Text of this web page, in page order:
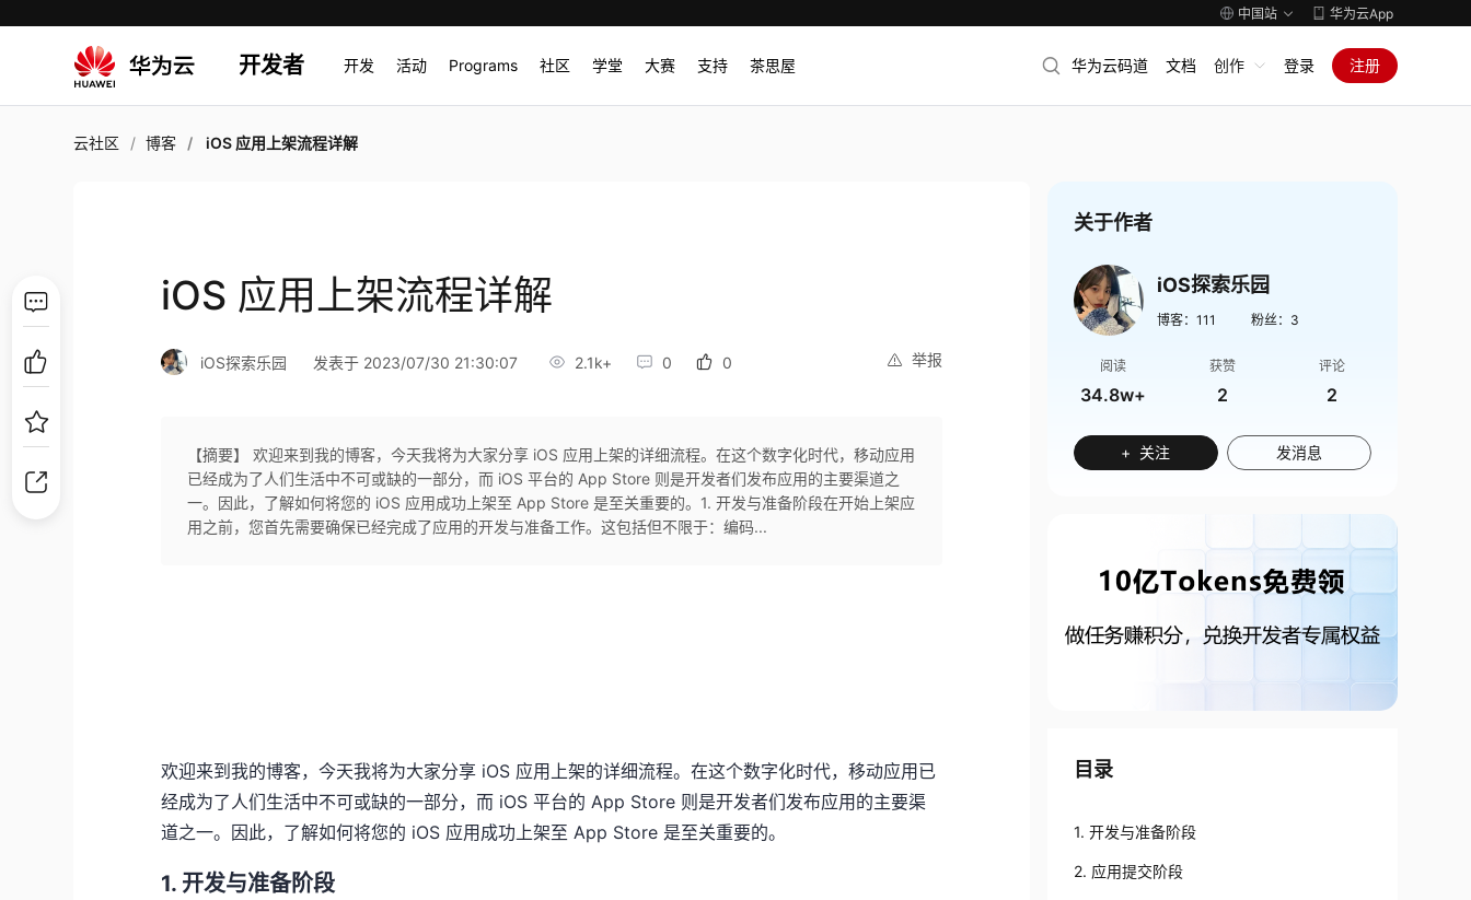
中国站 华为云App
开发者 开发 活动 Programs 社区 学堂 大赛 支持 茶思屋 华为云码道 文档 创作 登录 注册
云社区 博客 iOS 应用上架流程详解
iOS 应用上架流程详解
举报
iOS探索乐园 发表于 2023/07/30 21:30:07 2.1k+ 0 0
【摘要】 ​欢迎来到我的博客，今天我将为大家分享 iOS 应用上架的详细流程。在这个数字化时代，移动应用
已经成为了人们生活中不可或缺的一部分，而 iOS 平台的 App Store 则是开发者们发布应用的主要渠道之
一。因此，了解如何将您的 iOS 应用成功上架至 App Store 是至关重要的。1. 开发与准备阶段在开始上架应
用之前，您首先需要确保已经完成了应用的开发与准备工作。这包括但不限于：编码...
欢迎来到我的博客，今天我将为大家分享 iOS 应用上架的详细流程。在这个数字化时代，移动应用已
经成为了人们生活中不可或缺的一部分，而 iOS 平台的 App Store 则是开发者们发布应用的主要渠
道之一。因此，了解如何将您的 iOS 应用成功上架至 App Store 是至关重要的。
1. 开发与准备阶段
关于作者
iOS探索乐园
博客： 111 粉丝： 3
阅读
34.8w+
获赞
2
评论
2
+ 关注 发消息
目录
1. 开发与准备阶段
2. 应用提交阶段